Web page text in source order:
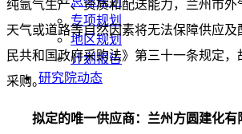
专项规划
地区规划
计划报告
研究院动态
纯氩气生产、资质和配送能力，兰州市外
天气或道路等自然因素将无法保障供应及
民共和国政府采购法》第三十一条规定
采购。
拟定的唯一供应商： 兰州方圆建化有